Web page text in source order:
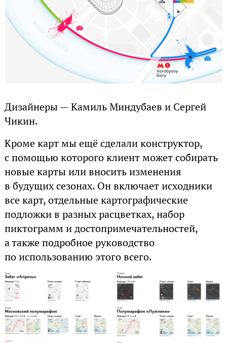
Дизайнеры — Камиль Миндубаев и Сергей
Чикин.
Кроме карт мы ещё сделали конструктор,
с помощью которого клиент может собирать
новые карты или вносить изменения
в будущих сезонах. Он включает исходники
все карт, отдельные картографические
подложки в разных расцветках, набор
пиктограмм и достопримечательностей,
а также подробное руководство
по использованию этого всего.